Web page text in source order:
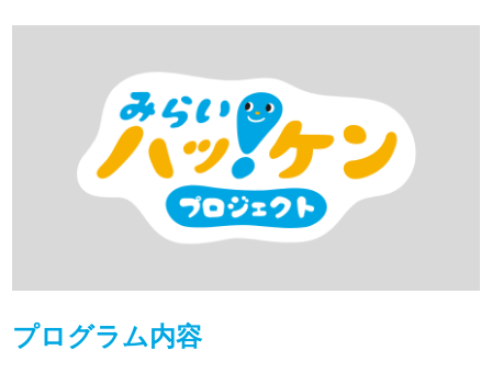
プログラム内容